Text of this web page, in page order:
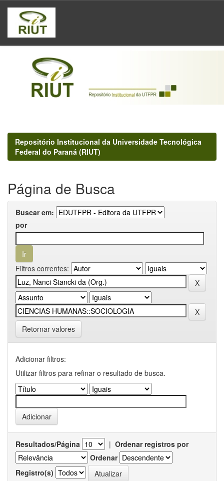
Skip
navigation
Repositório Institucional da Universidade Tecnológica
Federal do Paraná (RIUT)
Página de Busca
Buscar em:
por
Filtros correntes:
Retornar valores
Adicionar filtros:
Utilizar filtros para refinar o resultado de busca.
Resultados/Página | Ordenar registros por
Ordenar
Registro(s)